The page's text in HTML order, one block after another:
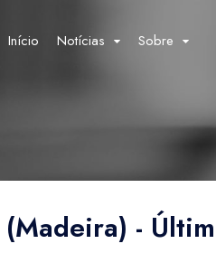
Início Notícias Sobre
-